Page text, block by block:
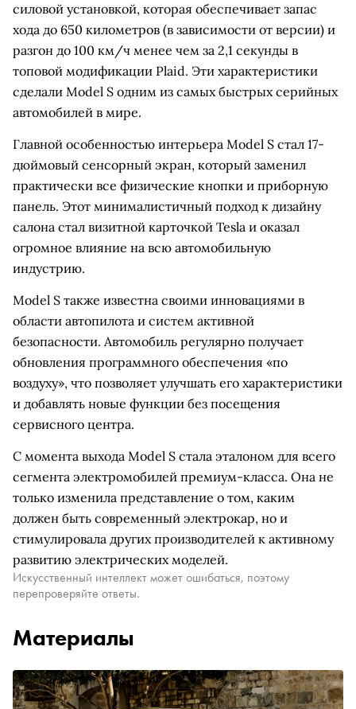
силовой установкой, которая обеспечивает запас
хода до 650 километров (в зависимости от версии) и
разгон до 100 км/ч менее чем за 2,1 секунды в
топовой модификации Plaid. Эти характеристики
сделали Model S одним из самых быстрых серийных
автомобилей в мире.
Главной особенностью интерьера Model S стал 17-
дюймовый сенсорный экран, который заменил
практически все физические кнопки и приборную
панель. Этот минималистичный подход к дизайну
салона стал визитной карточкой Tesla и оказал
огромное влияние на всю автомобильную
индустрию.
Model S также известна своими инновациями в
области автопилота и систем активной
безопасности. Автомобиль регулярно получает
обновления программного обеспечения «по
воздуху», что позволяет улучшать его характеристики
и добавлять новые функции без посещения
сервисного центра.
С момента выхода Model S стала эталоном для всего
сегмента электромобилей премиум-класса. Она не
только изменила представление о том, каким
должен быть современный электрокар, но и
стимулировала других производителей к активному
развитию электрических моделей.
Искусственный интеллект может ошибаться, поэтому
перепроверяйте ответы.
Материалы